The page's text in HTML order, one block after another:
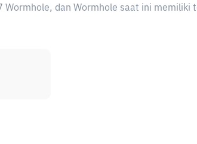
Wormhole, dan Wormhole saat ini